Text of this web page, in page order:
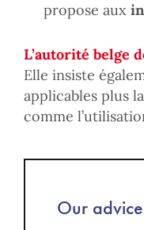
propose aux
L’autorité belge
Elle insiste
applicables plus
comme
Our